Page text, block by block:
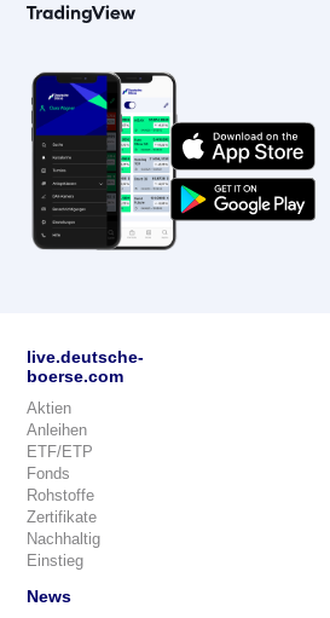
live.deutsche-
boerse.com
Aktien
Anleihen
ETF/ETP
Fonds
Rohstoffe
Zertifikate
Nachhaltig
Einstieg
News